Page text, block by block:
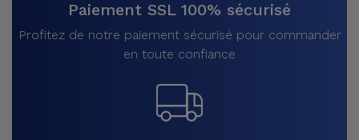
Paiement SSL 100% sécurisé
Profitez de notre paiement sécurisé pour commander
en toute confiance